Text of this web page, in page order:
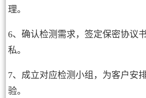
理。
6、确认检测需求，签定保密协议
私。
7、成立对应检测小组，为客户安
验。